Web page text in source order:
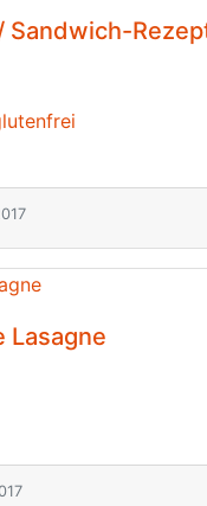
Sandwich-
Lasagne